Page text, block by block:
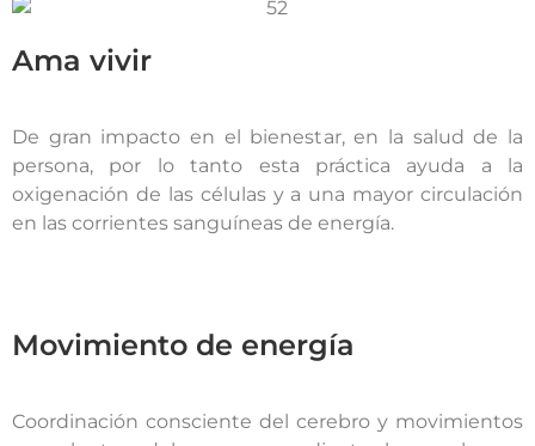
Ama vivir
De gran impacto en el bienestar, en la salud de la
persona, por lo tanto esta práctica ayuda a la
oxigenación de las células y a una mayor circulación
en las corrientes sanguíneas de energía.
Movimiento de energía
Coordinación consciente del cerebro y movimientos